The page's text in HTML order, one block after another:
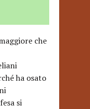
che
ha osato
si